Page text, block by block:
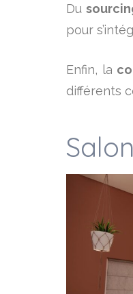
Du
pour
Enfin, la
différents